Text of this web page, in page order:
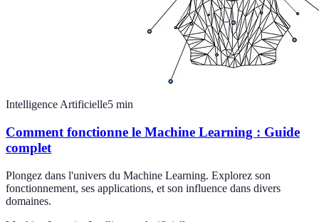
Intelligence Artificielle5 min
Comment fonctionne le Machine Learning : Guide
complet
Plongez dans l'univers du Machine Learning. Explorez son
fonctionnement, ses applications, et son influence dans divers
domaines.